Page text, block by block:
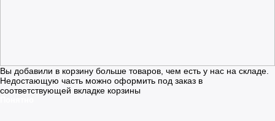
Вы добавили в корзину больше товаров, чем есть у нас на складе.
Недостающую часть можно оформить под заказ в
соответствующей вкладке корзины